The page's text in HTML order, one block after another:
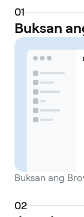
01
Buksan
Buksan ang
02